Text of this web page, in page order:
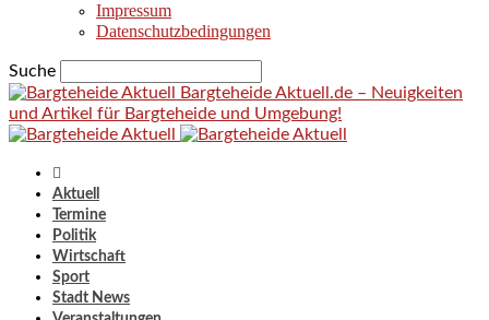
Impressum
Datenschutzbedingungen
Suche
Bargteheide Aktuell.de – Neuigkeiten
und Artikel für Bargteheide und Umgebung!
Aktuell
Termine
Politik
Wirtschaft
Sport
Stadt News